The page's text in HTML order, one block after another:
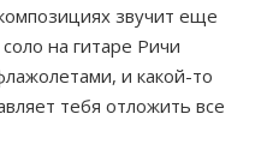
звучит еще
на гитаре Ричи
и какой-то
тебя отложить все